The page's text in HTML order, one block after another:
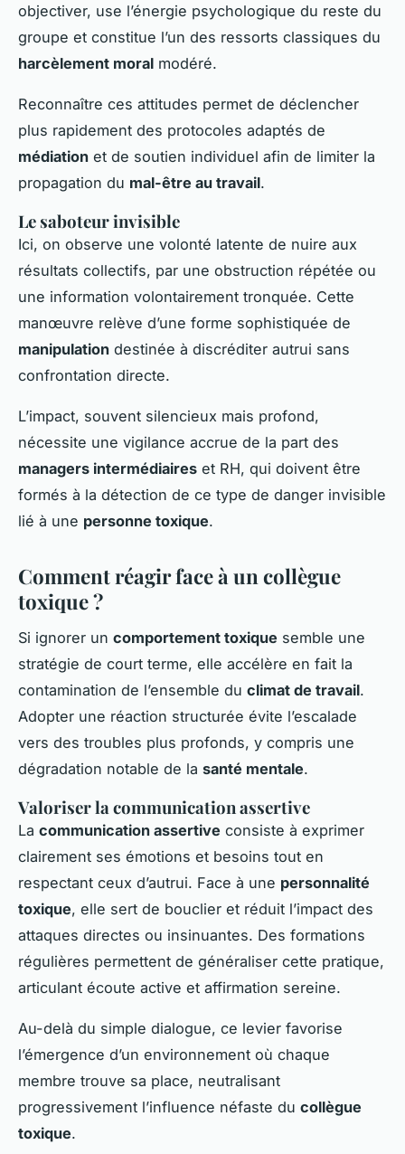
objectiver, use l’énergie psychologique du reste du
groupe et constitue l’un des ressorts classiques du
harcèlement moral modéré.
Reconnaître ces attitudes permet de déclencher
plus rapidement des protocoles adaptés de
médiation et de soutien individuel afin de limiter la
propagation du mal-être au travail.
Le saboteur invisible
Ici, on observe une volonté latente de nuire aux
résultats collectifs, par une obstruction répétée ou
une information volontairement tronquée. Cette
manœuvre relève d’une forme sophistiquée de
manipulation destinée à discréditer autrui sans
confrontation directe.
L’impact, souvent silencieux mais profond,
nécessite une vigilance accrue de la part des
managers intermédiaires et RH, qui doivent être
formés à la détection de ce type de danger invisible
lié à une personne toxique.
Comment réagir face à un collègue
toxique ?
Si ignorer un comportement toxique semble une
stratégie de court terme, elle accélère en fait la
contamination de l’ensemble du climat de travail.
Adopter une réaction structurée évite l’escalade
vers des troubles plus profonds, y compris une
dégradation notable de la santé mentale.
Valoriser la communication assertive
La communication assertive consiste à exprimer
clairement ses émotions et besoins tout en
respectant ceux d’autrui. Face à une personnalité
toxique, elle sert de bouclier et réduit l’impact des
attaques directes ou insinuantes. Des formations
régulières permettent de généraliser cette pratique,
articulant écoute active et affirmation sereine.
Au-delà du simple dialogue, ce levier favorise
l’émergence d’un environnement où chaque
membre trouve sa place, neutralisant
progressivement l’influence néfaste du collègue
toxique.